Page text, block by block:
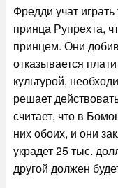
Фредди учат
принца Рупрехта,
принцем. Они
отказывается
культурой,
решает
считает, что в
них обоих, и они
украдет 25 тыс.
другой должен